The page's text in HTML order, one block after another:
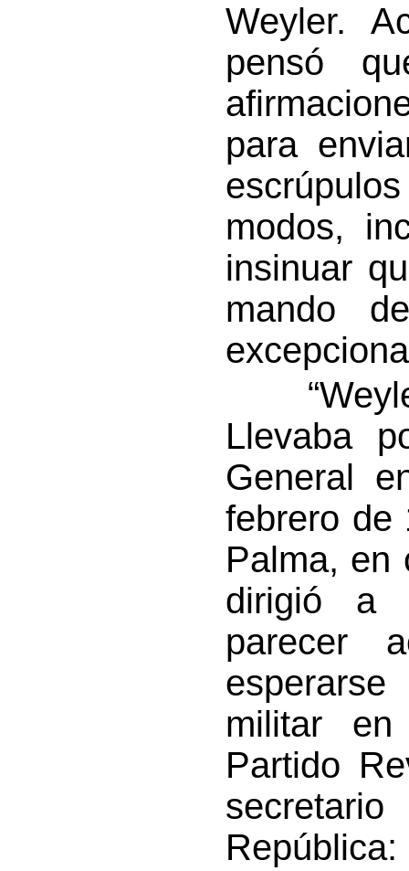
Weyler.
pensó
para
modos,
insinuar
mando
Llevaba
General
febrero de
Palma, en
dirigió a
parecer
militar
Partido
República: